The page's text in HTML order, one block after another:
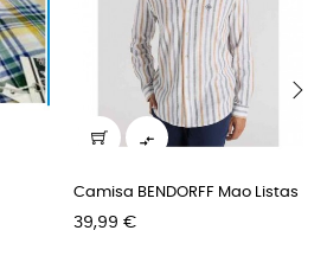

Camisa BENDORFF Mao Listas
Precio
39,99 €